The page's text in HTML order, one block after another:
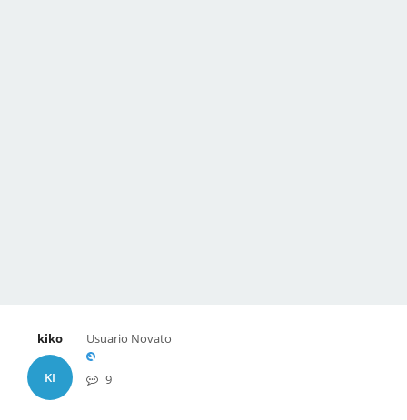
kiko
KI
Usuario Novato
9